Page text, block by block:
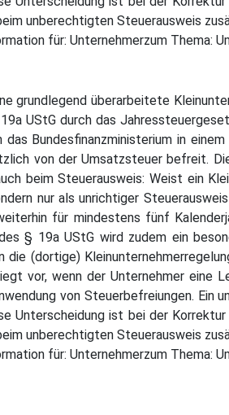
unberechtigten Steuerausweis
für: Unternehmerzum Thema:
grundlegend überarbeitete
UStG durch das
das Bundesfinanzministerium in
von der Umsatzsteuer befreit.
beim Steuerausweis: Weist ein
nur als unrichtiger
für mindestens fünf
§ 19a UStG wird zudem ein
die (dortige)
vor, wenn der Unternehmer
von Steuerbefreiungen. Ein
Unterscheidung ist bei der
unberechtigten Steuerausweis
für: Unternehmerzum Thema: